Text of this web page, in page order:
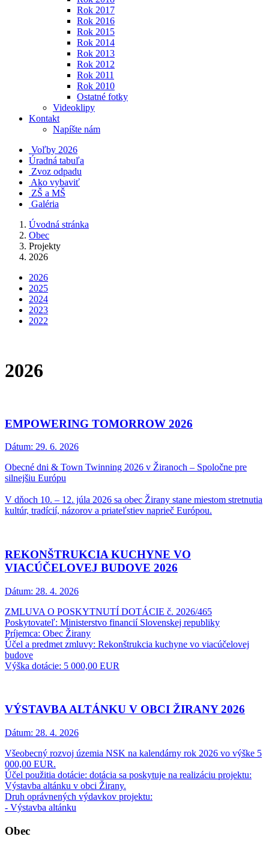
Rok 2017
Rok 2016
Rok 2015
Rok 2014
Rok 2013
Rok 2012
Rok 2011
Rok 2010
Ostatné fotky
Videoklipy
Kontakt
Napíšte nám
Voľby 2026
Úradná tabuľa
Zvoz odpadu
Ako vybaviť
ZŠ a MŠ
Galéria
Úvodná stránka
Obec
Projekty
2026
2026
2025
2024
2023
2022
2026
EMPOWERING TOMORROW 2026
Dátum: 29. 6. 2026
Obecné dni & Town Twinning 2026 v Žiranoch – Spoločne pre
silnejšiu Európu
V dňoch 10. – 12. júla 2026 sa obec Žirany stane miestom stretnutia
kultúr, tradícií, názorov a priateľstiev naprieč Európou.
REKONŠTRUKCIA KUCHYNE VO
VIACÚČELOVEJ BUDOVE 2026
Dátum: 28. 4. 2026
ZMLUVA O POSKYTNUTÍ DOTÁCIE č. 2026/465
Poskytovateľ: Ministerstvo financií Slovenskej republiky
Príjemca: Obec Žirany
Účel a predmet zmluvy: Rekonštrukcia kuchyne vo viacúčelovej
budove
Výška dotácie: 5 000,00 EUR
VÝSTAVBA ALTÁNKU V OBCI ŽIRANY 2026
Dátum: 28. 4. 2026
Všeobecný rozvoj územia NSK na kalendárny rok 2026 vo výške 5
000,00 EUR.
Účel použitia dotácie: dotácia sa poskytuje na realizáciu projektu:
Výstavba altánku v obci Žirany.
Druh oprávnených výdavkov projektu:
- Výstavba altánku
Obec